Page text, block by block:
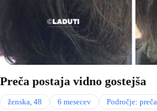
Preča postaja vidno gostejša
ženska, 48 6 mesecev Področje: preča